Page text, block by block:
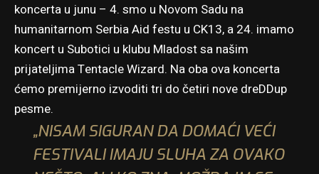
koncerta u junu – 4. smo u Novom Sadu na
humanitarnom Serbia Aid festu u CK13, a 24. imamo
koncert u Subotici u klubu Mladost sa našim
prijateljima Tentacle Wizard. Na oba ova koncerta
ćemo premijerno izvoditi tri do četiri nove dreDDup
pesme.
„NISAM SIGURAN DA DOMAĆI VEĆI
FESTIVALI IMAJU SLUHA ZA OVAKO